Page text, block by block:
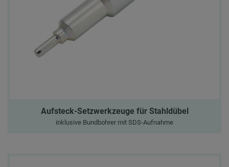
Aufsteck-Setzwerkzeuge für Stahldübel
inklusive Bundbohrer mit SDS-Aufnahme